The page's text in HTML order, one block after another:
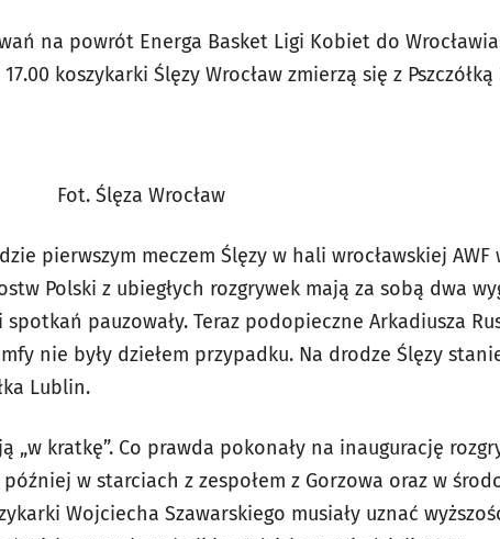
na powrót Energa Basket Ligi Kobiet do
koszykarki Ślęzy Wrocław zmierzą się z
Fot. Ślęza Wrocław
pierwszym meczem Ślęzy w hali wrocławskiej AWF
Polski z ubiegłych rozgrywek mają za sobą dwa
pauzowały. Teraz podopieczne Arkadiusza
nie były dziełem przypadku. Na drodze Ślęzy
Lublin.
„w kratkę”. Co prawda pokonały na inaugurację
w starciach z zespołem z Gorzowa oraz w
Wojciecha Szawarskiego musiały uznać